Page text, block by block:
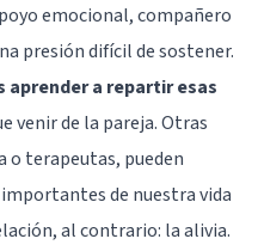
emocional, compañero
presión difícil de sostener.
a repartir esas
venir de la pareja. Otras
o terapeutas, pueden
de nuestra vida
al contrario: la alivia.